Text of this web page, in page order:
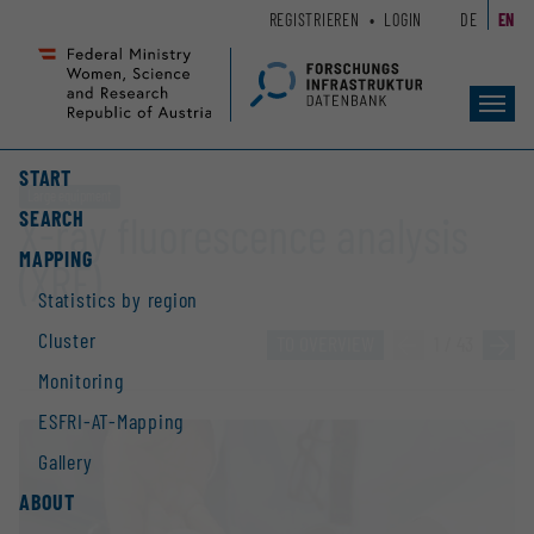
Seiteninhalt
Accesskey
Hauptnavigation
Accesskey
START
SEARCH
MAPPING
Statistics by region
Cluster
Monitoring
ESFRI-AT-Mapping
Gallery
ABOUT
REGISTRIEREN LOGIN DE EN
X-ray fluorescence analysis
(XRF)